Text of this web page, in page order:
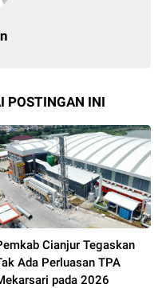
POSTINGAN INI
Cianjur Tegaskan
Ada Perluasan TPA
pada 2026